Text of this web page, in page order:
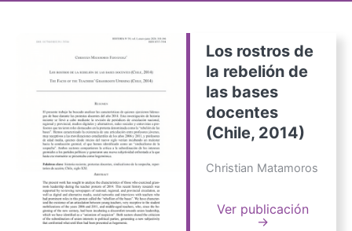
Los rostros de
la rebelión de
las bases
docentes
(Chile, 2014)
Christian Matamoros
Ver publicación
→